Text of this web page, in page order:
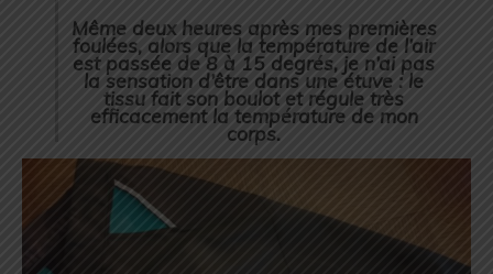
Même deux heures après mes premières
foulées, alors que la température de l’air
est passée de 8 à 15 degrés, je n’ai pas
la sensation d’être dans une étuve : le
tissu fait son boulot et régule très
efficacement la température de mon
corps.